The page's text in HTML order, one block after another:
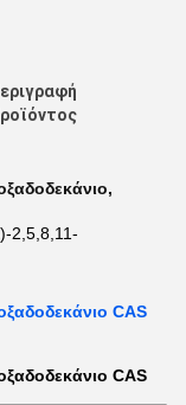
,
2,5,8,11-
CAS
CAS